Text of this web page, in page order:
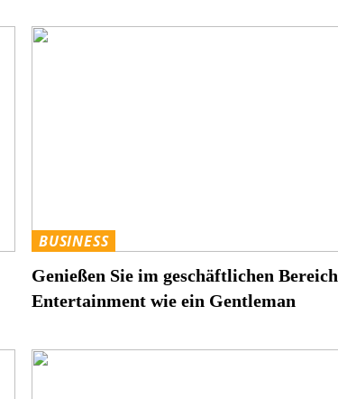
BUSINESS
Genießen Sie im geschäftlichen Bereich
Entertainment wie ein Gentleman